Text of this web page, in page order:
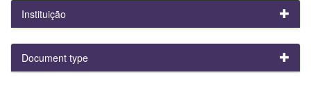
Instituição
Document type